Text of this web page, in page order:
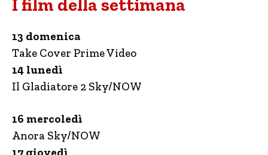
I film della settimana
13 domenica
Take Cover Prime Video
14 lunedì
Il Gladiatore 2 Sky/NOW
16 mercoledì
Anora Sky/NOW